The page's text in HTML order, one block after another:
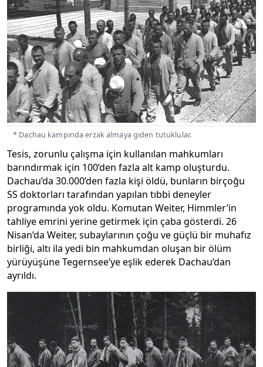
* Dachau kampında erzak almaya giden tutuklular.
Tesis, zorunlu çalışma için kullanılan mahkumları
barındırmak için 100’den fazla alt kamp oluşturdu.
Dachau’da 30.000’den fazla kişi öldü, bunların birçoğu
SS doktorları tarafından yapılan tıbbi deneyler
programında yok oldu. Komutan Weiter, Himmler’in
tahliye emrini yerine getirmek için çaba gösterdi. 26
Nisan’da Weiter, subaylarının çoğu ve güçlü bir muhafız
birliği, altı ila yedi bin mahkumdan oluşan bir ölüm
yürüyüşüne Tegernsee’ye eşlik ederek Dachau’dan
ayrıldı.